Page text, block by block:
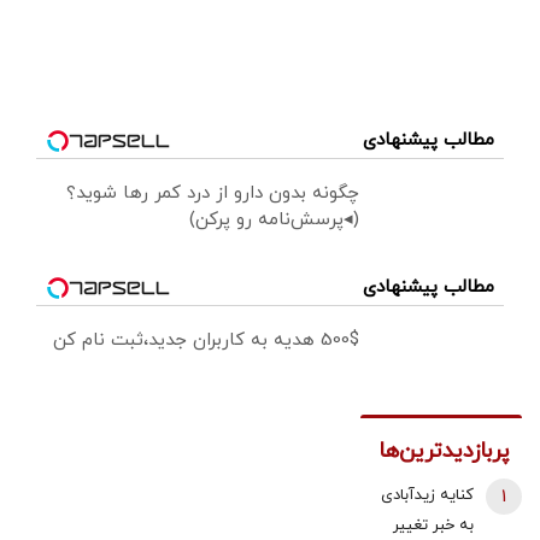
مطالب پیشنهادی
چگونه بدون دارو از درد کمر رها شوید؟
(◂پرسش‌نامه رو پرکن)
مطالب پیشنهادی
500$ هدیه به کاربران جدید،ثبت نام کن
پربازدیدترین‌ها
کنایه زیدآبادی
به خبر تغییر
1